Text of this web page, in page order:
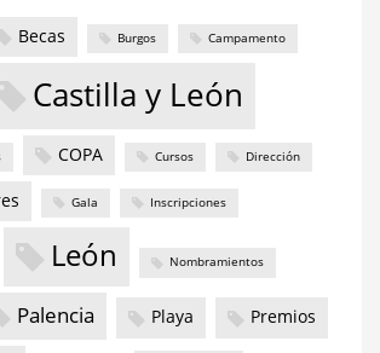
Becas Burgos Campamento
Castilla y León
COPA Cursos Dirección
Gala Inscripciones
León Nombramientos
Palencia Playa Premios